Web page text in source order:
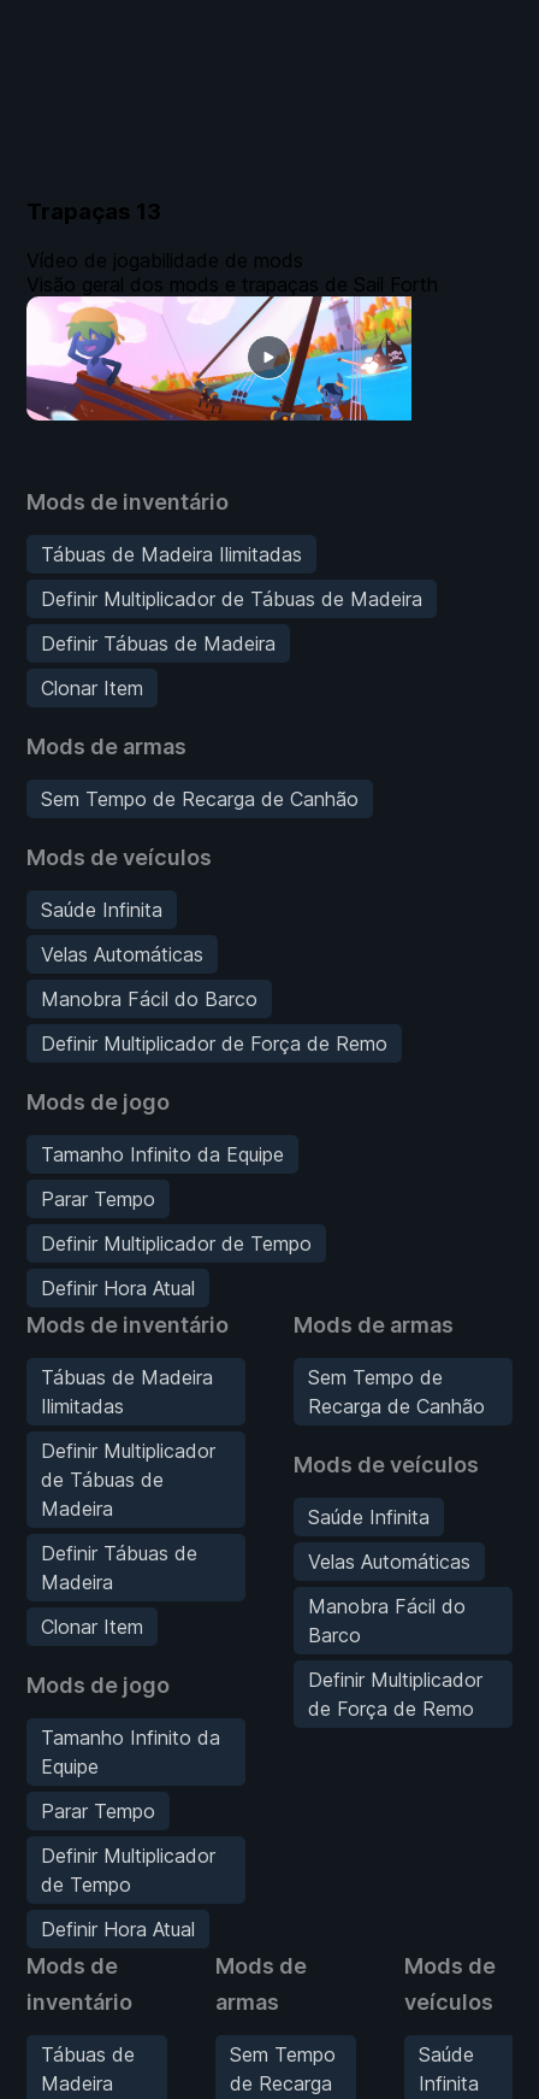
Trapaças 13
Mods de inventário
Tábuas de Madeira Ilimitadas
Definir Multiplicador de Tábuas de Madeira
Definir Tábuas de Madeira
Clonar Item
Mods de armas
Sem Tempo de Recarga de Canhão
Mods de veículos
Saúde Infinita
Velas Automáticas
Manobra Fácil do Barco
Definir Multiplicador de Força de Remo
Mods de jogo
Tamanho Infinito da Equipe
Parar Tempo
Definir Multiplicador de Tempo
Definir Hora Atual
Mods de inventário
Tábuas de Madeira
Ilimitadas
Definir Multiplicador
de Tábuas de
Madeira
Definir Tábuas de
Madeira
Clonar Item
Mods de jogo
Tamanho Infinito da
Equipe
Parar Tempo
Definir Multiplicador
de Tempo
Definir Hora Atual
Mods de armas
Sem Tempo de
Recarga de Canhão
Mods de veículos
Saúde Infinita
Velas Automáticas
Manobra Fácil do
Barco
Definir Multiplicador
de Força de Remo
Mods de
inventário
Tábuas de
Madeira
Mods de
armas
Sem Tempo
de Recarga
Mods de
veículos
Saúde
Infinita
Vídeo de jogabilidade de mods
Visão geral dos mods e trapaças de Sail Forth